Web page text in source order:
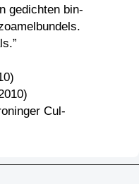
gedichten bin-
Cul-